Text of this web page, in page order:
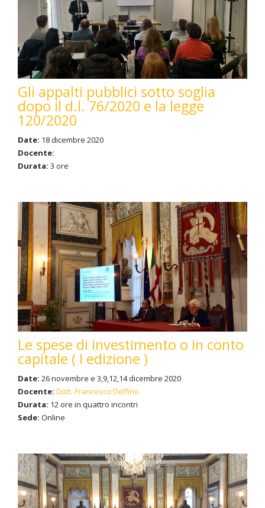
Gli appalti pubblici sotto soglia
dopo il d.l. 76/2020 e la legge
120/2020
Date: 18 dicembre 2020
Docente:
Durata: 3 ore
Le spese di investimento o in conto
capitale ( I edizione )
Date: 26 novembre e 3,9,12,14 dicembre 2020
Docente: Dott. Francesco Delfino
Durata: 12 ore in quattro incontri
Sede: Online